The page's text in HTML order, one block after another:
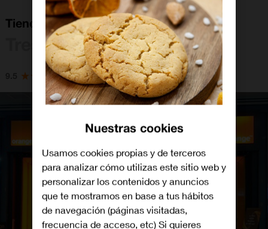
Tienda Orange Tres Cantos
Tres Cantos
Nuestras cookies
Usamos cookies propias y de terceros
para analizar cómo utilizas este sitio web y
personalizar los contenidos y anuncios
que te mostramos en base a tus hábitos
de navegación (páginas visitadas,
frecuencia de acceso, etc) Si quieres